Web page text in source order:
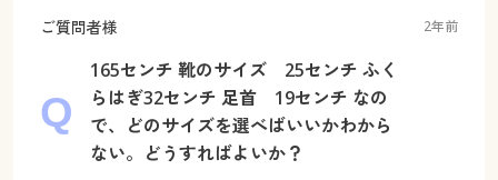
ご質問者様 2年前
165センチ 靴のサイズ 25センチ ふく
らはぎ32センチ 足首 19センチ なの
で、どのサイズを選べばいいかわから
ない。どうすればよいか？